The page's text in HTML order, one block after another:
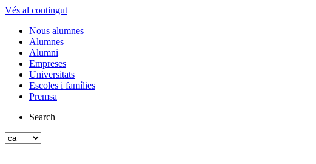
Vés al contingut
Nous alumnes
Alumnes
Alumni
Empreses
Universitats
Escoles i famílies
Premsa
Search